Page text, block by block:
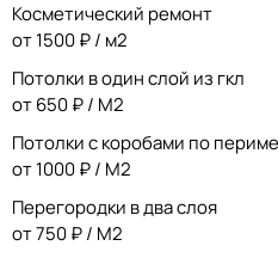
Работаем без предоплаты.
проделанную работу.
Косметический ремонт
от 1500 ₽ / м2
Потолки в один слой из гкл
от 650 ₽ / М2
Потолки с коробами по
от 1000 ₽ / М2
Перегородки в два слоя
от 750 ₽ / М2